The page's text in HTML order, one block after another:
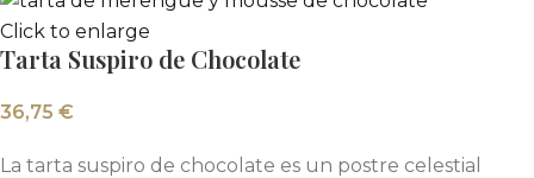
Click to enlarge
Tarta Suspiro de Chocolate
36,75 €
La tarta suspiro de chocolate es un postre celestial